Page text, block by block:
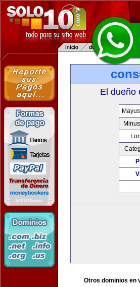
El dueño
Otros dominios en